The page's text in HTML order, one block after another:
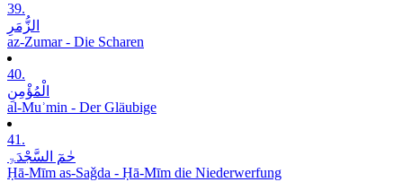
39.
الزُّمَرِ
az-Zumar - Die Scharen
40.
الْمُؤْمِنِ
al-Muʾmin - Der Gläubige
41.
حٰمٓ السَّجْدَۃِ
Ḥā-Mīm as-Saǧda - Ḥā-Mīm die Niederwerfung